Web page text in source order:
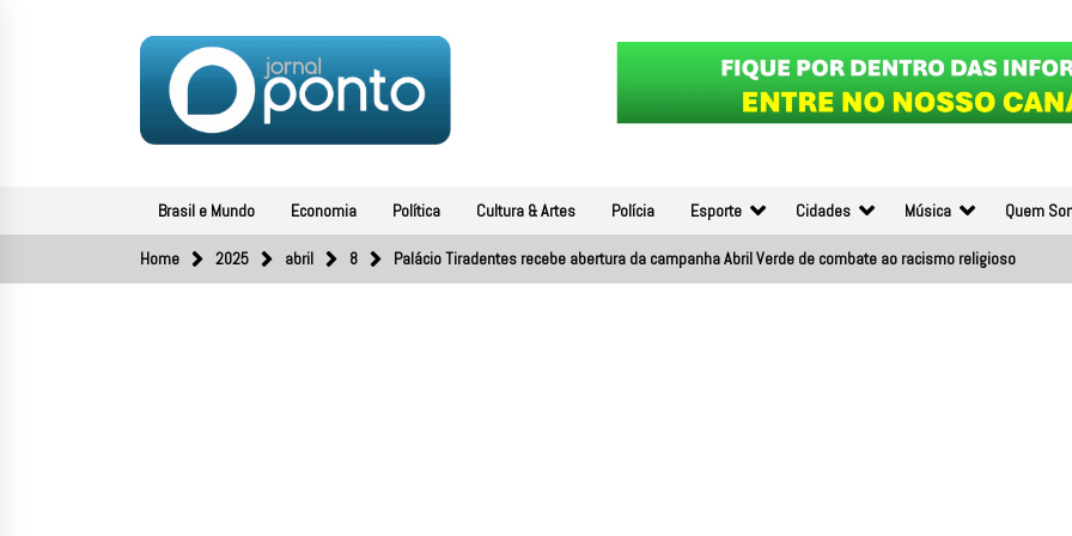
Brasil e Mundo Economia Política Cultura & Artes Polícia Esporte Cidades Música Quem
Home 2025 abril 8 Palácio Tiradentes recebe abertura da campanha Abril Verde de combate ao racismo religioso